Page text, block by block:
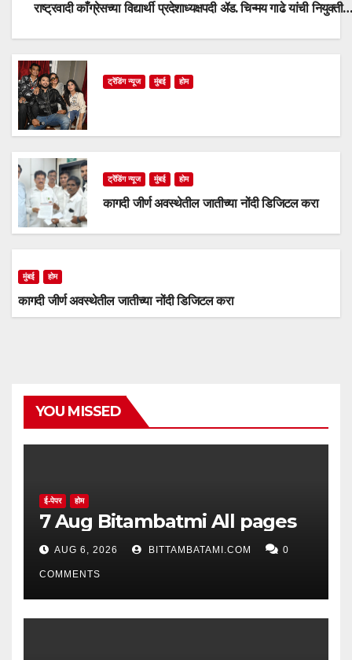
राष्ट्रवादी काँग्रेसच्या विद्यार्थी प्रदेशाध्यक्षपदी ॲड. चिन्मय गाढे यांची नियुक्ती…
ट्रेंडिंग न्यूज मुंबई होम
ट्रेंडिंग न्यूज मुंबई होम
कागदी जीर्ण अवस्थेतील जातीच्या नोंदी डिजिटल करा
मुंबई होम
कागदी जीर्ण अवस्थेतील जातीच्या नोंदी डिजिटल करा
YOU MISSED
ई-पेपर होम
7 Aug Bitambatmi All pages
AUG 6, 2026 BITTAMBATAMI.COM 0
COMMENTS